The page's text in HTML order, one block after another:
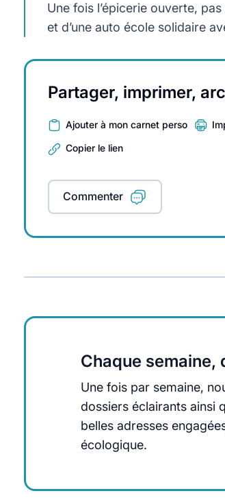
Une fois l’épicerie ouverte,
et d’une auto école solidaire
Partager, imprimer,
Ajouter à mon carnet perso
Copier le lien
Commenter
Chaque semaine,
Une fois par semaine,
dossiers éclairants ainsi
belles adresses
écologique.